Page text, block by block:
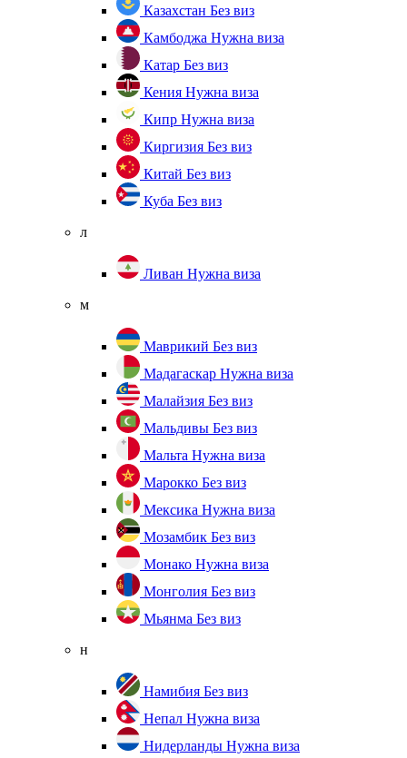
Казахстан Без виз
Камбоджа Нужна виза
Катар Без виз
Кения Нужна виза
Кипр Нужна виза
Киргизия Без виз
Китай Без виз
Куба Без виз
л
Ливан Нужна виза
м
Маврикий Без виз
Мадагаскар Нужна виза
Малайзия Без виз
Мальдивы Без виз
Мальта Нужна виза
Марокко Без виз
Мексика Нужна виза
Мозамбик Без виз
Монако Нужна виза
Монголия Без виз
Мьянма Без виз
н
Намибия Без виз
Непал Нужна виза
Нидерланды Нужна виза